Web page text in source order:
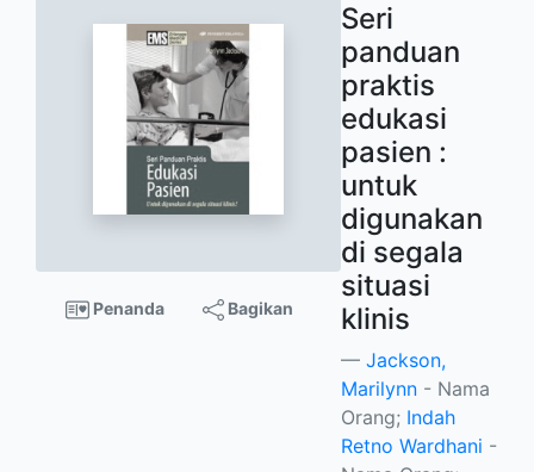
Penanda Bagikan
Seri
panduan
praktis
edukasi
pasien :
untuk
digunakan
di segala
situasi
klinis
Jackson,
Marilynn - Nama
Orang; Indah
Retno Wardhani -